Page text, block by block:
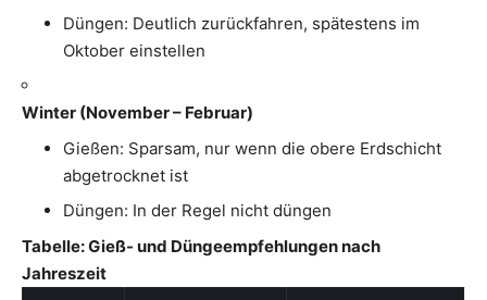
Düngen: Deutlich zurückfahren, spätestens im
Oktober einstellen
Winter (November – Februar)
Gießen: Sparsam, nur wenn die obere Erdschicht
abgetrocknet ist
Düngen: In der Regel nicht düngen
Tabelle: Gieß- und Düngeempfehlungen nach
Jahreszeit